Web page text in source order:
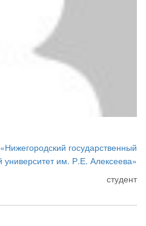
государственный
университет им. Р.Е. Алексеева»
студент